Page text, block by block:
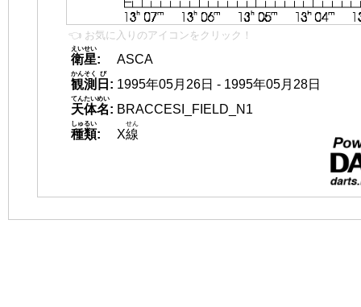
👈 お気に入りのアイコンをクリック！
衛星
えいせい
:
ASCA
観測
かんそく
日
び
: 1995年05月26日 - 1995年05月28日
天体名
てんたいめい
: BRACCESI_FIELD_N1
種類
しゅるい
: X線
せん